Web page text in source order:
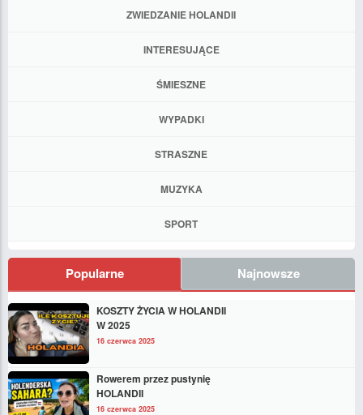
ZWIEDZANIE HOLANDII
INTERESUJĄCE
ŚMIESZNE
WYPADKI
STRASZNE
MUZYKA
SPORT
Popularne Najnowsze
KOSZTY ŻYCIA W HOLANDII
W 2025
16 czerwca 2025
Rowerem przez pustynię
HOLANDII
16 czerwca 2025